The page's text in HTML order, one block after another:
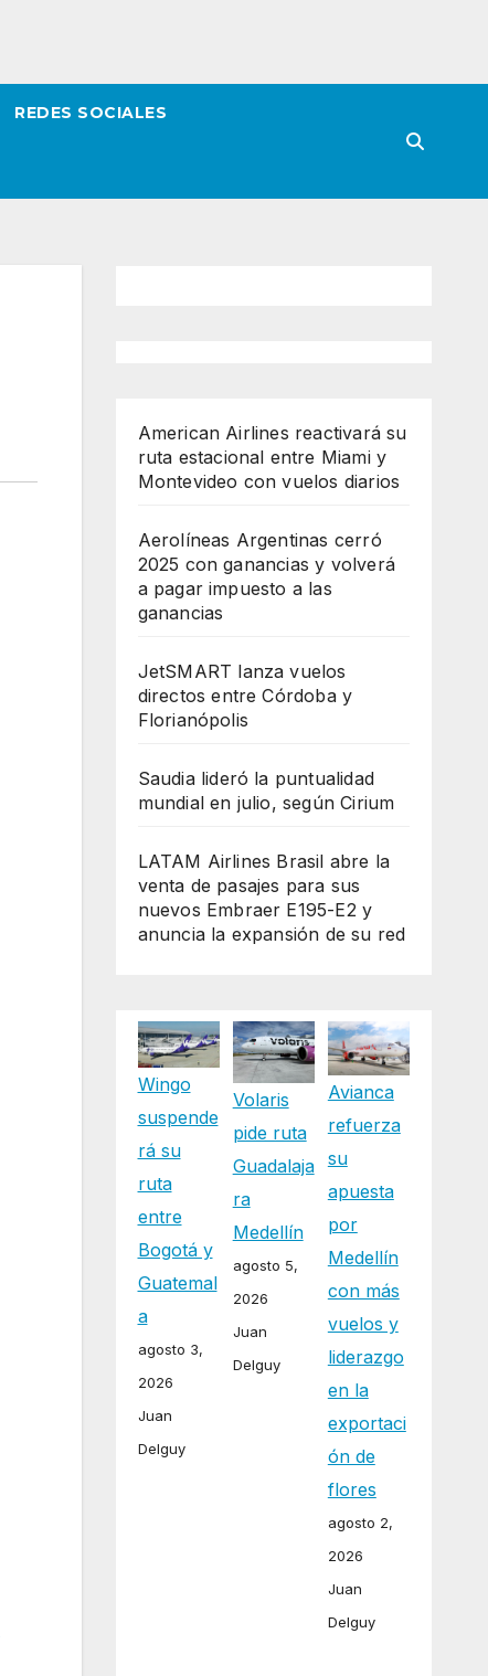
REDES SOCIALES
American Airlines reactivará su
ruta estacional entre Miami y
Montevideo con vuelos diarios
Aerolíneas Argentinas cerró
2025 con ganancias y volverá
a pagar impuesto a las
ganancias
JetSMART lanza vuelos
directos entre Córdoba y
Florianópolis
Saudia lideró la puntualidad
mundial en julio, según Cirium
LATAM Airlines Brasil abre la
venta de pasajes para sus
nuevos Embraer E195-E2 y
anuncia la expansión de su red
Wingo
suspende
rá su
ruta
entre
Bogotá y
Guatemal
a
agosto 3,
2026
Juan
Delguy
Volaris
pide ruta
Guadalaja
ra
Medellín
agosto 5,
2026
Juan
Delguy
Avianca
refuerza
su
apuesta
por
Medellín
con más
vuelos y
liderazgo
en la
exportaci
ón de
flores
agosto 2,
2026
Juan
Delguy